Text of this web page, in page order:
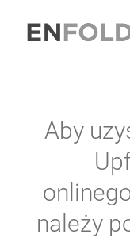
Aby
należy